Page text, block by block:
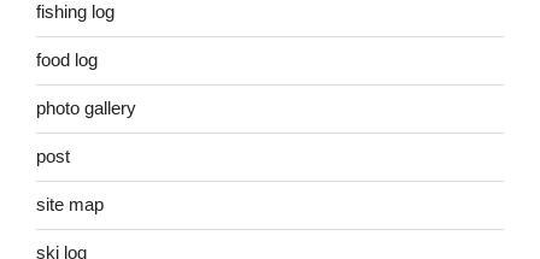
fishing log
food log
photo gallery
post
site map
ski log